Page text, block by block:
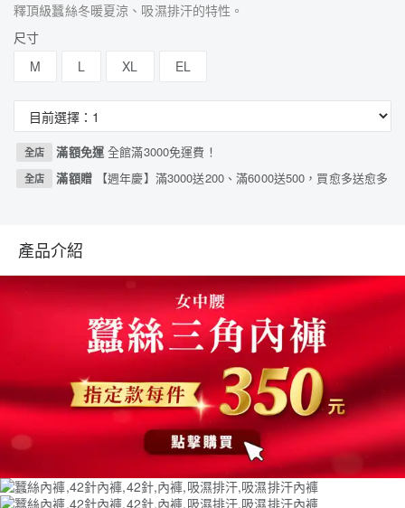
釋頂級蠶絲冬暖夏涼、吸濕排汗的特性。
尺寸
M
L XL EL
全店 滿額免運全館滿3000免運費！
全店 滿額贈 【週年慶】滿3000送200、滿6000送500，買愈多送愈多
產品介紹